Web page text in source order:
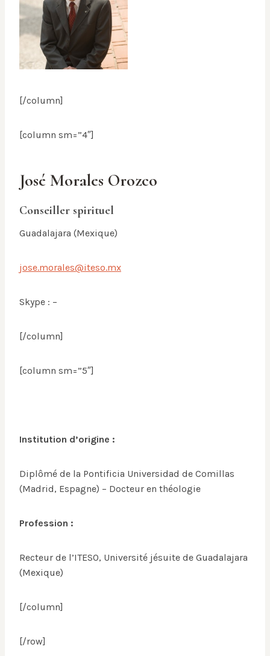
[/column]
[column sm=”4″]
José Morales Orozco
Conseiller spirituel
Guadalajara (Mexique)
jose.morales@iteso.mx
Skype : –
[/column]
[column sm=”5″]
Institution d’origine :
Diplômé de la Pontificia Universidad de Comillas
(Madrid, Espagne) – Docteur en théologie
Profession :
Recteur de l’ITESO, Université jésuite de Guadalajara
(Mexique)
[/column]
[/row]